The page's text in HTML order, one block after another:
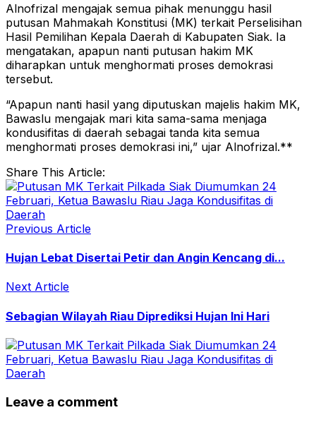
Alnofrizal mengajak semua pihak menunggu hasil
putusan Mahmakah Konstitusi (MK) terkait Perselisihan
Hasil Pemilihan Kepala Daerah di Kabupaten Siak. Ia
mengatakan, apapun nanti putusan hakim MK
diharapkan untuk menghormati proses demokrasi
tersebut.
“Apapun nanti hasil yang diputuskan majelis hakim MK,
Bawaslu mengajak mari kita sama-sama menjaga
kondusifitas di daerah sebagai tanda kita semua
menghormati proses demokrasi ini,” ujar Alnofrizal.**
Share This Article:
Previous Article
Hujan Lebat Disertai Petir dan Angin Kencang di...
Next Article
Sebagian Wilayah Riau Diprediksi Hujan Ini Hari
Leave a comment